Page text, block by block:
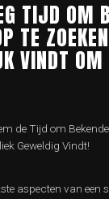
TIJD OM
TE
VINDT OM
de Tijd om
Geweldig Vindt!
aspecten van een